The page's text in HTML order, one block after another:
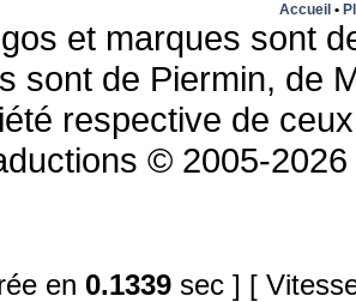
Accueil •
et marques sont
sont de Piermin, de
respective de
© 2005-
en 0.1339 sec ] [